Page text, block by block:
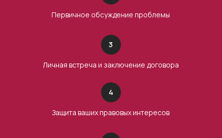
Первичное обсуждение проблемы
3
Личная встреча и заключение договора
4
Защита ваших правовых интересов